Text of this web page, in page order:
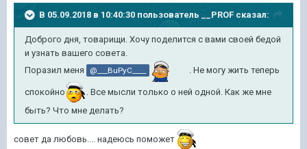
В 05.09.2018 в 10:40:30 пользователь __PROF сказал:
Доброго дня, товарищи. Хочу поделится с вами своей бедой
и узнать вашего совета.
Поразил меня
@___BuPyC____ . Не могу жить теперь
спокойно
. Все мысли только о ней одной. Как же мне
быть? Что мне делать?
совет да любовь.... надеюсь поможет